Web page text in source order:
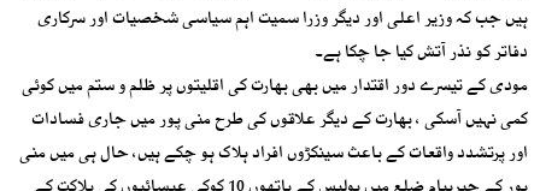
ہیں جب کہ وزیر اعلی اور دیگر وزرا سمیت اہم سیاسی شخصیات اور سرکاری
دفاتر کو نذر آتش کیا جا چکا ہے۔
مودی کے تیسرے دور اقتدار میں بھی بھارت کی اقلیتوں پر ظلم و ستم میں کوئی
کمی نہیں آسکی ، بھارت کے دیگر علاقوں کی طرح منی پور میں جاری فسادات
اور پرتشدد واقعات کے باعث سینکڑوں افراد ہلاک ہو چکے ہیں، حال ہی میں منی